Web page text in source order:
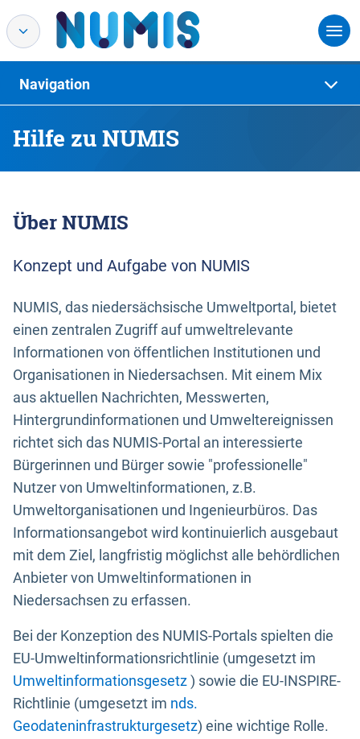
Hilfe zu NUMIS
Navigation
Über NUMIS
Konzept und Aufgabe von NUMIS
NUMIS, das niedersächsische Umweltportal, bietet
einen zentralen Zugriff auf umweltrelevante
Informationen von öffentlichen Institutionen und
Organisationen in Niedersachsen. Mit einem Mix
aus aktuellen Nachrichten, Messwerten,
Hintergrundinformationen und Umweltereignissen
richtet sich das NUMIS-Portal an interessierte
Bürgerinnen und Bürger sowie "professionelle"
Nutzer von Umweltinformationen, z.B.
Umweltorganisationen und Ingenieurbüros. Das
Informationsangebot wird kontinuierlich ausgebaut
mit dem Ziel, langfristig möglichst alle behördlichen
Anbieter von Umweltinformationen in
Niedersachsen zu erfassen.
Bei der Konzeption des NUMIS-Portals spielten die
EU-Umweltinformationsrichtlinie (umgesetzt im
Umweltinformationsgesetz) sowie die EU-INSPIRE-
Richtlinie (umgesetzt im nds.
Geodateninfrastrukturgesetz) eine wichtige Rolle.